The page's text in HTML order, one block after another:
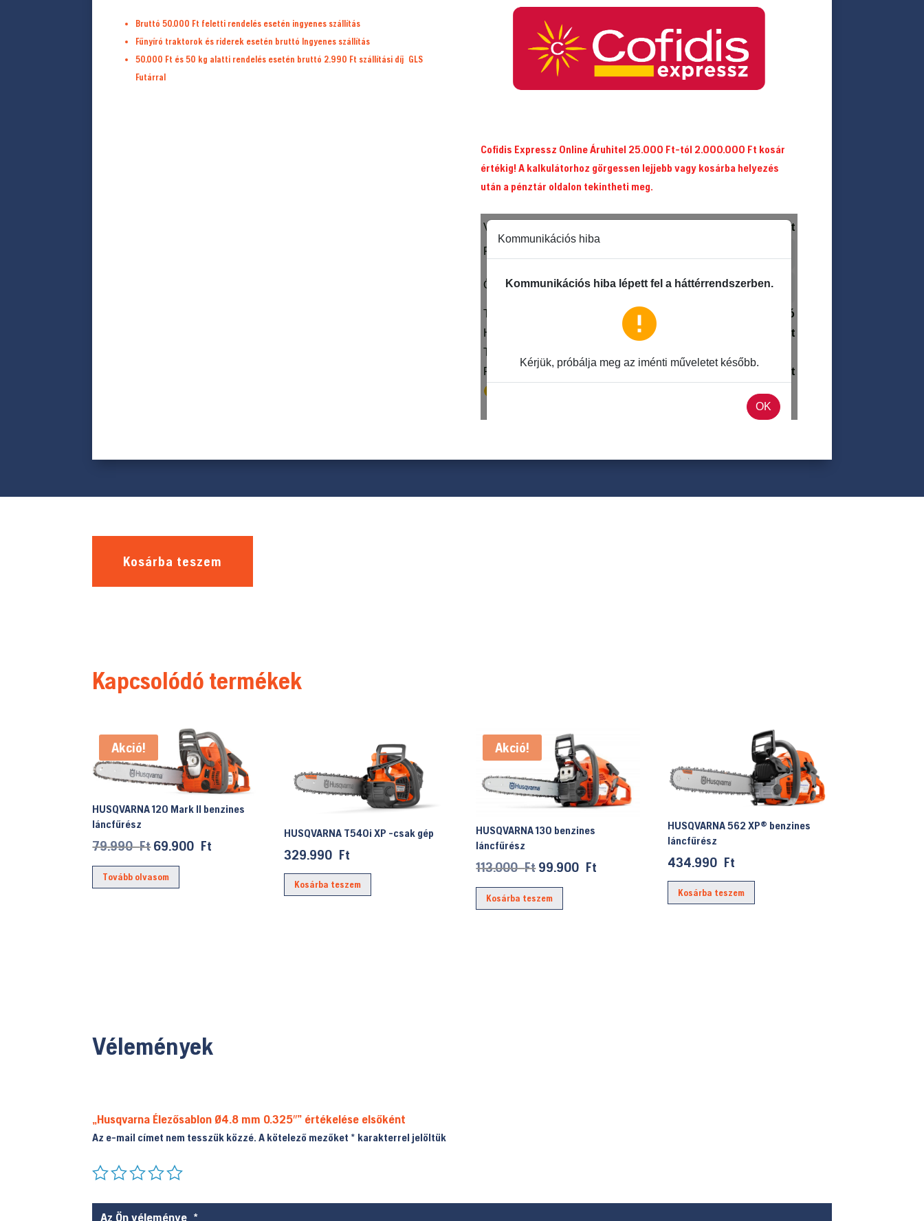
Bruttó 50.000 Ft feletti rendelés esetén ingyenes szállítás
Fűnyíró traktorok és riderek esetén bruttó Ingyenes szállítás
50.000 Ft és 50 kg alatti rendelés esetén bruttó 2.990 Ft szállítási díj GLS
Futárral
0.325″
mennyiség
Cofidis Expressz Online Áruhitel 25.000 Ft-tól 2.000.000 Ft kosár
értékig! A kalkulátorhoz görgessen lejjebb vagy kosárba helyezés
után a pénztár oldalon tekintheti meg.
Kosárba teszem
Kapcsolódó termékek
Akció!
HUSQVARNA 120 Mark II benzines
láncfűrész
79.990FtOriginal
price
was:
69.900 Ft
Tovább olvasom
HUSQVARNA T540i XP -csak gép
329.990 Ft
Kosárba teszem
Akció!
HUSQVARNA 130 benzines
láncfűrész
113.000Ft Original
price
was:
99.900 Ft
Kosárba teszem
HUSQVARNA 562 XP® benzines
láncfűrész
434.990 Ft
Kosárba teszem
Vélemények
„Husqvarna Élezősablon Ø4.8 mm 0.325″” értékelése elsőként
Az e-mail címet nem tesszük közzé. A kötelező mezőket * karakterrel jelöltük